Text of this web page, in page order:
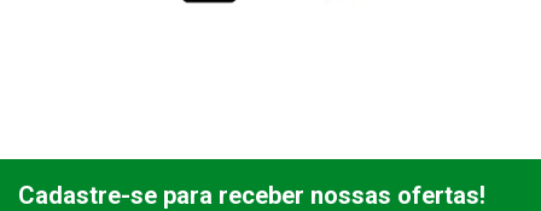
Cadastre-se para receber nossas ofertas!